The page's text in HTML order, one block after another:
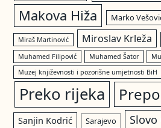
Makova Hiža Marko
Miraš Martinović Miroslav Krleža
Muhamed Filipović
Muhamed Šator
Muzej književnosti i pozorišne umjetnosti BiH
Preko rijeka
Sanjin Kodrić Sarajevo Slovo